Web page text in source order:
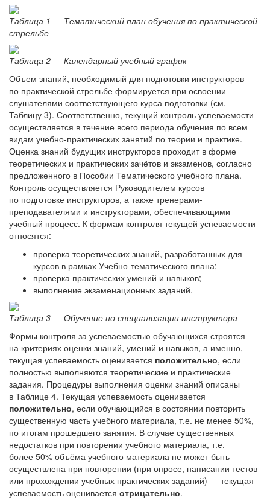
Таблица 1 — Тематический план обучения по практической
стрельбе
Таблица 2 — Календарный учебный график
Объем знаний, необходимый для подготовки инструкторов
по практической стрельбе формируется при освоении
слушателями соответствующего курса подготовки (см.
Таблицу 3). Соответственно, текущий контроль успеваемости
осуществляется в течение всего периода обучения по всем
видам учебно-практических занятий по теории и практике.
Оценка знаний будущих инструкторов проходит в форме
теоретических и практических зачётов и экзаменов, согласно
предложенного в Пособии Тематического учебного плана.
Контроль осуществляется Руководителем курсов
по подготовке инструкторов, а также тренерами-
преподавателями и инструкторами, обеспечивающими
учебный процесс. К формам контроля текущей успеваемости
относятся:
проверка теоретических знаний, разработанных для
курсов в рамках Учебно-тематического плана;
проверка практических умений и навыков;
выполнение экзаменационных заданий.
Таблица 3 — Обучение по специализации инструктора
Формы контроля за успеваемостью обучающихся строятся
на критериях оценки знаний, умений и навыков, а именно,
текущая успеваемость оценивается положительно, если
полностью выполняются теоретические и практические
задания. Процедуры выполнения оценки знаний описаны
в Таблице 4. Текущая успеваемость оценивается
положительно, если обучающийся в состоянии повторить
существенную часть учебного материала, т.е. не менее 50%,
по итогам прошедшего занятия. В случае существенных
недостатков при повторении учебного материала, т.е.
более 50% объёма учебного материала не может быть
осуществлена при повторении (при опросе, написании тестов
или прохождении учебных практических заданий) — текущая
успеваемость оценивается отрицательно.